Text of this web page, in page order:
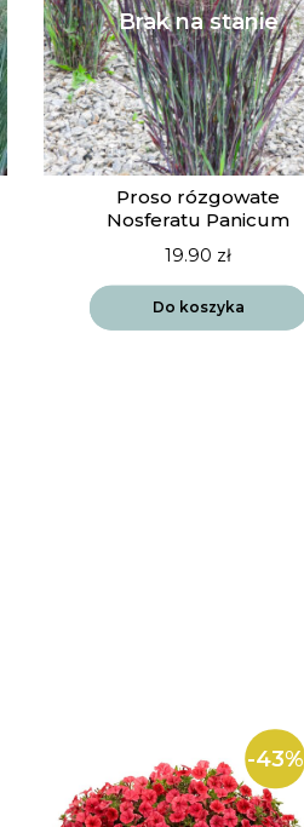
Proso rózgowate
Nosferatu Panicum
19.90 zł
Do koszyka
-43%